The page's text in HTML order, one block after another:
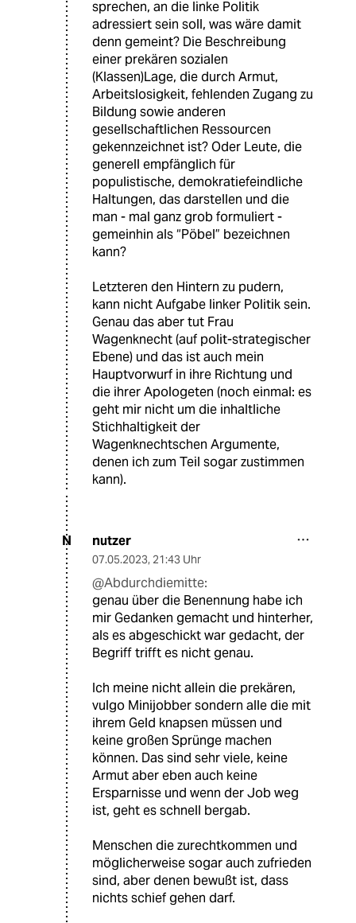
sprechen, an die linke Politik
adressiert sein soll, was wäre damit
denn gemeint? Die Beschreibung
einer prekären sozialen
(Klassen)Lage, die durch Armut,
Arbeitslosigkeit, fehlenden Zugang zu
Bildung sowie anderen
gesellschaftlichen Ressourcen
gekennzeichnet ist? Oder Leute, die
generell empfänglich für
populistische, demokratiefeindliche
Haltungen, das darstellen und die
man - mal ganz grob formuliert -
gemeinhin als “Pöbel” bezeichnen
kann?
Letzteren den Hintern zu pudern,
kann nicht Aufgabe linker Politik sein.
Genau das aber tut Frau
Wagenknecht (auf polit-strategischer
Ebene) und das ist auch mein
Hauptvorwurf in ihre Richtung und
die ihrer Apologeten (noch einmal: es
geht mir nicht um die inhaltliche
Stichhaltigkeit der
Wagenknechtschen Argumente,
denen ich zum Teil sogar zustimmen
kann).
N nutzer
07.05.2023, 21:43 Uhr
@Abdurchdiemitte:
genau über die Benennung habe ich
mir Gedanken gemacht und hinterher,
als es abgeschickt war gedacht, der
Begriff trifft es nicht genau.
Ich meine nicht allein die prekären,
vulgo Minijobber sondern alle die mit
ihrem Geld knapsen müssen und
keine großen Sprünge machen
können. Das sind sehr viele, keine
Armut aber eben auch keine
Ersparnisse und wenn der Job weg
ist, geht es schnell bergab.
Menschen die zurechtkommen und
möglicherweise sogar auch zufrieden
sind, aber denen bewußt ist, dass
nichts schief gehen darf.